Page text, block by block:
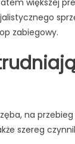
zabiegowy.
na
szereg